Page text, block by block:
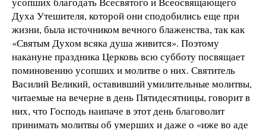
Духа Утешителя, которой они сподобились еще при
жизни, была источником вечного блаженства, так как
«Святым Духом всяка душа живится». Поэтому
накануне праздника Церковь всю субботу посвящает
поминовению усопших и молитве о них. Святитель
Василий Великий, оставивший умилительные молитвы,
читаемые на вечерне в день Пятидесятницы, говорит в
них, что Господь наипаче в этот день благоволит
принимать молитвы об умерших и даже о «иже во аде